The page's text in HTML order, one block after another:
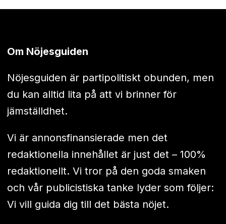
Om Nöjesguiden
Nöjesguiden är partipolitiskt obunden, men
du kan alltid lita på att vi brinner för
jämställdhet.
Vi är annonsfinansierade men det
redaktionella innehållet är just det – 100%
redaktionellt. Vi tror på den goda smaken
och vår publicistiska tanke lyder som följer:
Vi vill guida dig till det bästa nöjet.